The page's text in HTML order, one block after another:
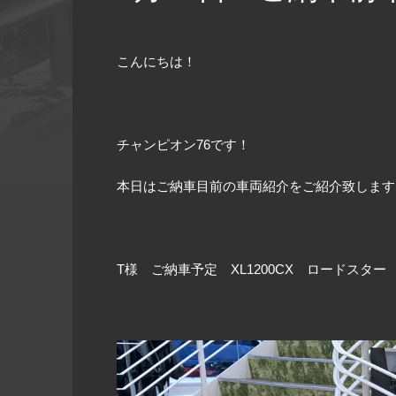
こんにちは！
チャンピオン76です！
本日はご納車目前の車両紹介をご紹介致しま
T様 ご納車予定 XL1200CX ロードスター